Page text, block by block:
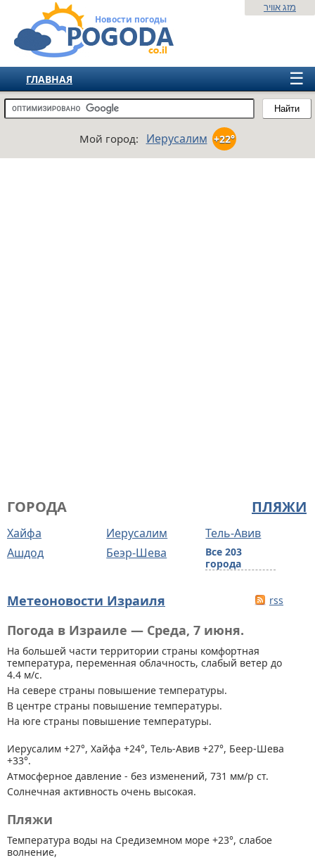
Новости погоды
Найти
מזג אוויר
☰
ГЛАВНАЯ
ИЗРАИЛЬ
ЕВРОПА
Мой город: Иерусалим +22°
ПЛЯЖИ
ГОРОДА
Хайфа Иерусалим
Тель-Авив
Ашдод
Беэр-Шева
Все 203
города
Метеоновости Израиля rss
Погода в Израиле — Среда, 7 июня.
На большей части территории страны комфортная
температура, переменная облачность, слабый ветер до
4.4 м/с.
На севере страны повышение температуры.
В центре страны повышение температуры.
На юге страны повышение температуры.
Иерусалим +27°, Хайфа +24°, Тель-Авив +27°, Беер-Шева
+33°.
Атмосферное давление - без изменений, 731 мм/р ст.
Солнечная активность очень высокая.
Пляжи
Температура воды на Средиземном море +23°, слабое
волнение,